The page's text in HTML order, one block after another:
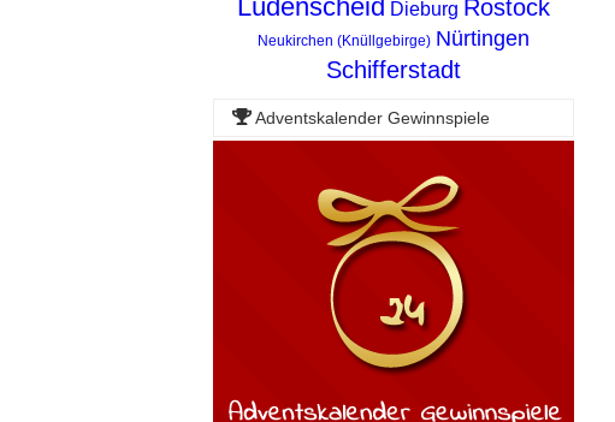
Lüdenscheid Dieburg Rostock
Neukirchen (Knüllgebirge) Nürtingen
Schifferstadt
Adventskalender Gewinnspiele